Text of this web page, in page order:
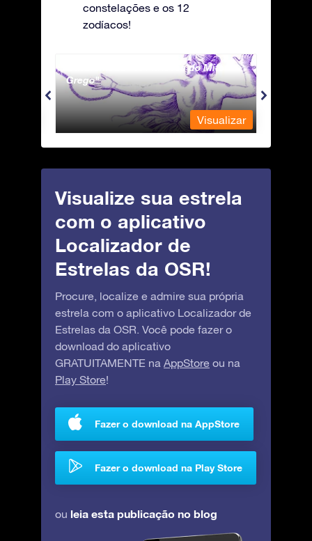
constelações e os 12
zodíacos!
Andromeda - A Princesa do Mito
Grego
Visualizar
Visualize sua estrela
com o aplicativo
Localizador de
Estrelas da OSR!
Procure, localize e admire sua própria
estrela com o aplicativo Localizador de
Estrelas da OSR. Você pode fazer o
download do aplicativo
GRATUITAMENTE na AppStore ou na
Play Store!
Fazer o download na AppStore
Fazer o download na Play Store
ou leia esta publicação no blog